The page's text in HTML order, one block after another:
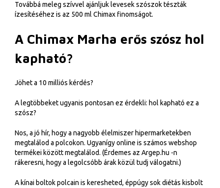
Továbbá meleg szívvel ajánljuk levesek szószok tészták
ízesítéséhez is az 500 ml Chimax finomságot.
A Chimax Marha erős szósz hol
kapható?
Jöhet a 10 milliós kérdés?
A legtöbbeket ugyanis pontosan ez érdekli: hol kapható ez a
szósz?
Nos, a jó hír, hogy a nagyobb élelmiszer hipermarketekben
megtalálod a polcokon. Ugyanígy online is számos webshop
termékei között megtalálod. (Érdemes az Argep.hu -n
rákeresni, hogy a legolcsóbb árak közül tudj válogatni.)
A kínai boltok polcain is keresheted, éppúgy sok diétás kisbolt